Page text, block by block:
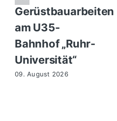
Gerüstbauarbeiten
am U35-
Bahnhof „Ruhr-
Universität“
09. August 2026